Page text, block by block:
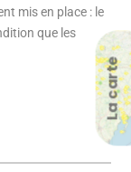
La carte
mis en place : le
que les